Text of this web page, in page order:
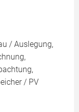
/ Auslegung,
/ PV